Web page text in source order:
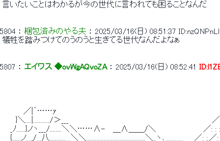
言いたいことはわかるが今の世代に言われても困ることなんだ
5804 ： 梱包済みのやる夫 ： 2025/03/16(日) 08:51:37 ID:nzQNPnLl
犠牲を踏みつけてのうのうと生きてる世代なんだよなぁ
5807 ： エイワス ◆ovWgAQvoZA ： 2025/03/16(日) 08:52:41
／|｀……ｧ　　　　　　　　　　　　　　　　　　　　　　　　　　　　　
}＼....|.........../＞___　　　　　　　　　　　　　 　 　 　 　 　 　 　 　
_ﾉ......}ノヽ___/........＼＼……∧-　 ＿∧＿＿/＼　 　 　 　 　 　 ／: :
{......ノ__,/__八...........__＼＼........................................＼..ヽ､＿＿_　　／: